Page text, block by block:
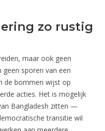
zo rustig
maar ook geen
geen sporen van een
de bommen wijst op
acties. Het is mogelijk
Bangladesh zitten —
transitie wil